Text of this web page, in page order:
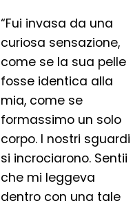
“Fui invasa da una
curiosa sensazione,
come se la sua pelle
fosse identica alla
mia, come se
formassimo un solo
corpo. I nostri sguardi
si incrociarono. Sentii
che mi leggeva
dentro con una tale